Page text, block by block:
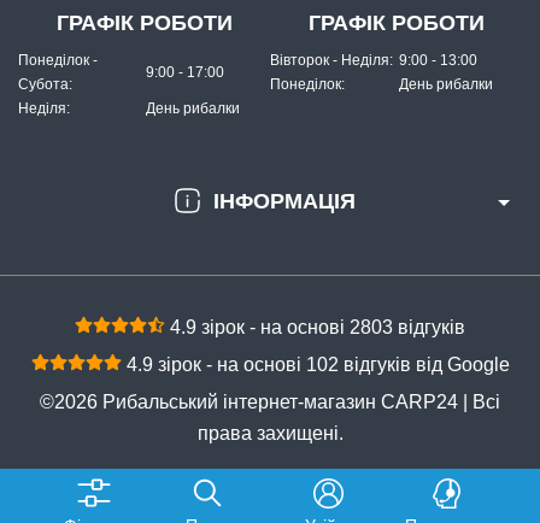
ІНФОРМАЦІЯ
ГРАФІК РОБОТИ
Понеділок -
Субота:
9:00 - 17:00
Неділя: День рибалки
ГРАФІК РОБОТИ
Вівторок - Неділя: 9:00 - 13:00
Понеділок:
День рибалки
4.9 зірок - на основі 2803 відгуків
4.9 зірок - на основі 102 відгуків від Google
©2026 Рибальський інтернет-магазин CARP24 | Всі
права захищені.